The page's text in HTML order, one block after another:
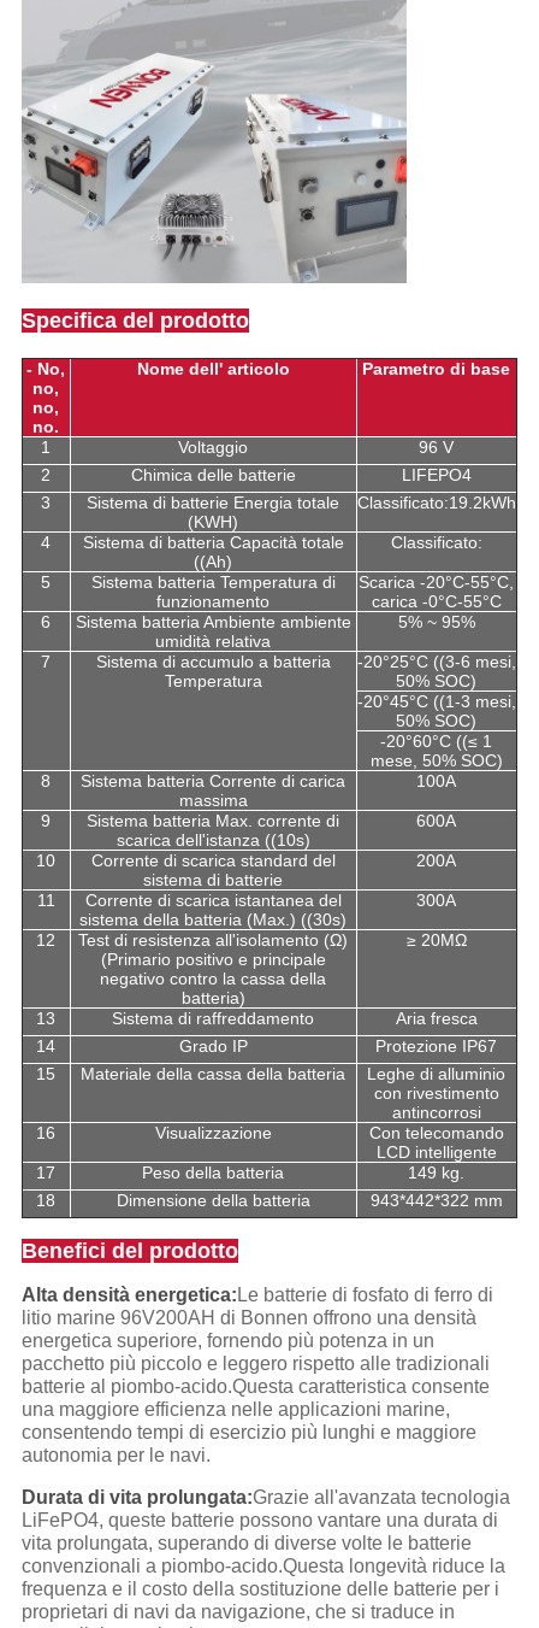
Specifica del prodotto
- No,
no,
no,
no.
Nome dell' articolo Parametro di base
1 Voltaggio
96 V
2
Chimica delle batterie
LIFEPO4
3
Sistema di batterie Energia totale
(KWH)
Classificato:19.2kWh
4
Sistema di batteria Capacità totale
((Ah)
Classificato:
5
Sistema batteria Temperatura di
funzionamento
Scarica -20°C-55°C,
carica -0°C-55°C
6
Sistema batteria Ambiente ambiente
umidità relativa
5% ~ 95%
7
Sistema di accumulo a batteria
Temperatura
-20°25°C ((3-6 mesi,
50% SOC)
-20°45°C ((1-3 mesi,
50% SOC)
-20°60°C ((≤ 1
mese, 50% SOC)
8
Sistema batteria Corrente di carica
massima
100A
9
Sistema batteria Max. corrente di
scarica dell'istanza ((10s)
600A
10
Corrente di scarica standard del
sistema di batterie
200A
11
Corrente di scarica istantanea del
sistema della batteria (Max.) ((30s)
300A
12
Test di resistenza all'isolamento (Ω)
(Primario positivo e principale
negativo contro la cassa della
batteria)
≥ 20MΩ
13 Sistema di raffreddamento
Aria fresca
14
Grado IP
Protezione IP67
15
Materiale della cassa della batteria
Leghe di alluminio
con rivestimento
antincorrosi
16
Visualizzazione
Con telecomando
LCD intelligente
17
Peso della batteria
149 kg.
18
Dimensione della batteria 943*442*322 mm
Benefici del prodotto
Alta densità energetica:Le batterie di fosfato di ferro di
litio marine 96V200AH di Bonnen offrono una densità
energetica superiore, fornendo più potenza in un
pacchetto più piccolo e leggero rispetto alle tradizionali
batterie al piombo-acido.Questa caratteristica consente
una maggiore efficienza nelle applicazioni marine,
consentendo tempi di esercizio più lunghi e maggiore
autonomia per le navi.
Durata di vita prolungata:Grazie all'avanzata tecnologia
LiFePO4, queste batterie possono vantare una durata di
vita prolungata, superando di diverse volte le batterie
convenzionali a piombo-acido.Questa longevità riduce la
frequenza e il costo della sostituzione delle batterie per i
proprietari di navi da navigazione, che si traduce in